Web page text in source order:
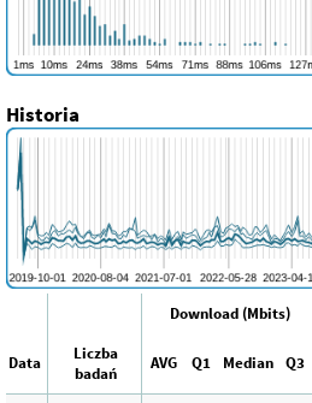
Historia
Download (Mbits)
Data
Liczba
badań
AVG Q1 Median Q3